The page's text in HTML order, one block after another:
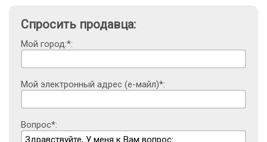
Спросить продавца:
Мой город:*:
Мой электронный адрес (е-майл)*:
Вопрос*: